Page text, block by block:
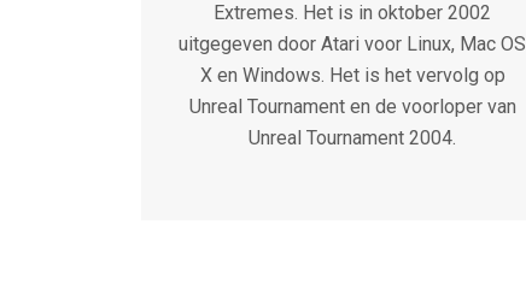
Extremes. Het is in oktober 2002
uitgegeven door Atari voor Linux, Mac OS
X en Windows. Het is het vervolg op
Unreal Tournament en de voorloper van
Unreal Tournament 2004.